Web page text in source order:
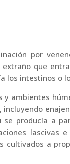
por
que
los intestinos o
y ambientes
producía a
lascivas
cultivados a